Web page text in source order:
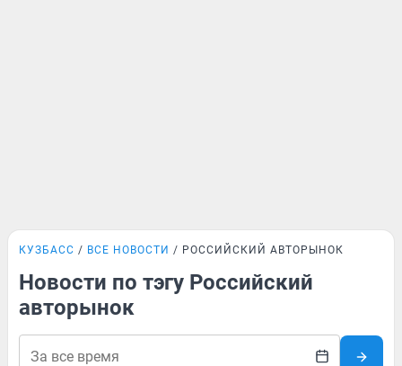
КУЗБАСС ВСЕ НОВОСТИ РОССИЙСКИЙ АВТОРЫНОК
Новости по тэгу Российский
авторынок